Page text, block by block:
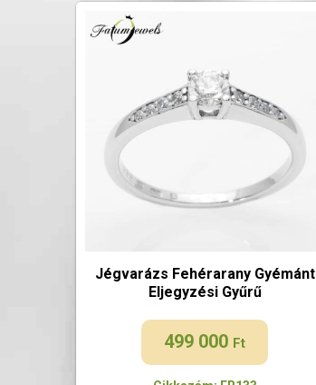
Jégvarázs Fehérarany Gyémánt
Eljegyzési Gyűrű
499 000 Ft